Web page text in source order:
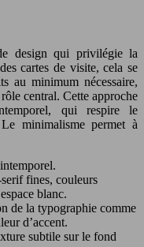
design qui privilégie la
cartes de visite, cela se
au minimum nécessaire,
central. Cette approche
qui respire le
minimalisme permet à
fines, couleurs
blanc.
de la typographie comme
d’accent.
subtile sur le fond